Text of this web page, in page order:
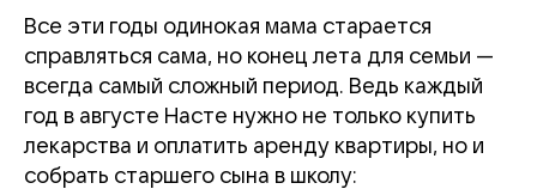
Все эти годы одинокая мама старается
справляться сама, но конец лета для семьи —
всегда самый сложный период. Ведь каждый
год в августе Насте нужно не только купить
лекарства и оплатить аренду квартиры, но и
собрать старшего сына в школу: